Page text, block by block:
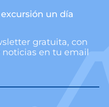
un día
gratuita, con
noticias en tu email